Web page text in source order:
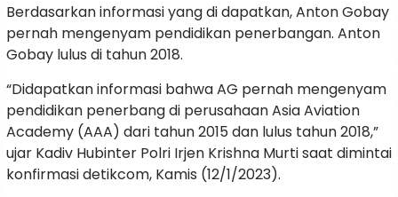
Berdasarkan informasi yang di dapatkan, Anton Gobay
pernah mengenyam pendidikan penerbangan. Anton
Gobay lulus di tahun 2018.
“Didapatkan informasi bahwa AG pernah mengenyam
pendidikan penerbang di perusahaan Asia Aviation
Academy (AAA) dari tahun 2015 dan lulus tahun 2018,”
ujar Kadiv Hubinter Polri Irjen Krishna Murti saat dimintai
konfirmasi detikcom, Kamis (12/1/2023).